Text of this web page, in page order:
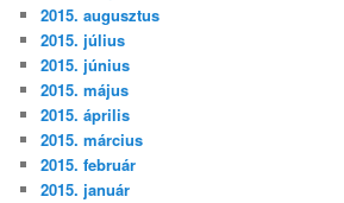
2015. augusztus
2015. július
2015. június
2015. május
2015. április
2015. március
2015. február
2015. január